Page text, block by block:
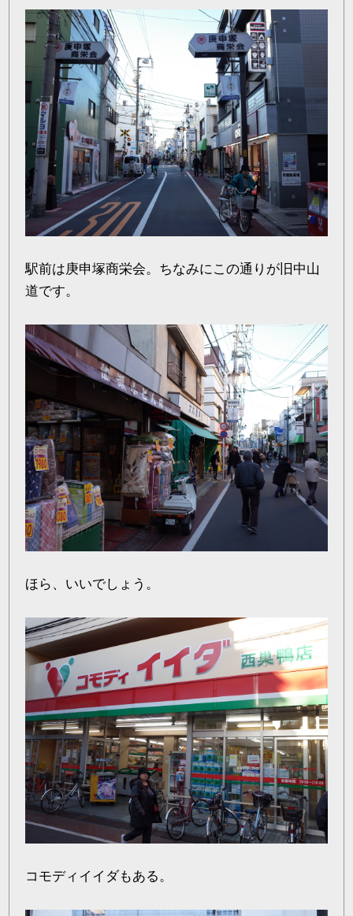
駅前は庚申塚商栄会。ちなみにこの通りが旧中山
道です。
ほら、いいでしょう。
コモディイイダもある。